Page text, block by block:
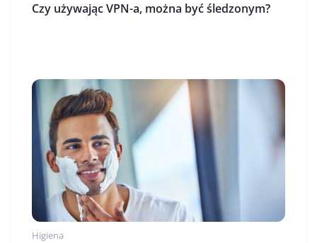
Czy używając VPN-a, można być śledzonym?
Higiena